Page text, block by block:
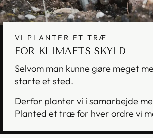
VI PLANTER ET TRÆ
FOR KLIMAETS SKYLD
Selvom man kunne gøre meget
starte et sted.
Derfor planter vi i samarbejde
Planted et træ for hver ordre vi